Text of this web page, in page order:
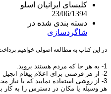
کلیسای ایرانیان اسلو
23/06/1394
دسته بندی شده در
شاگردسازی
در این کتاب به مطالعه اصولی خواهیم
1- به هر جا که مردم هستند بروید.
2- از هر فرصتی برای اعلام پیغام انجیل به مردم استفاده کنید.
3- از روشی استفاده نمایید که با نیاز مخاطبین، بیشترین تطبیق را داشته باشد.
هر وسیله یا مکان در دسترس را به